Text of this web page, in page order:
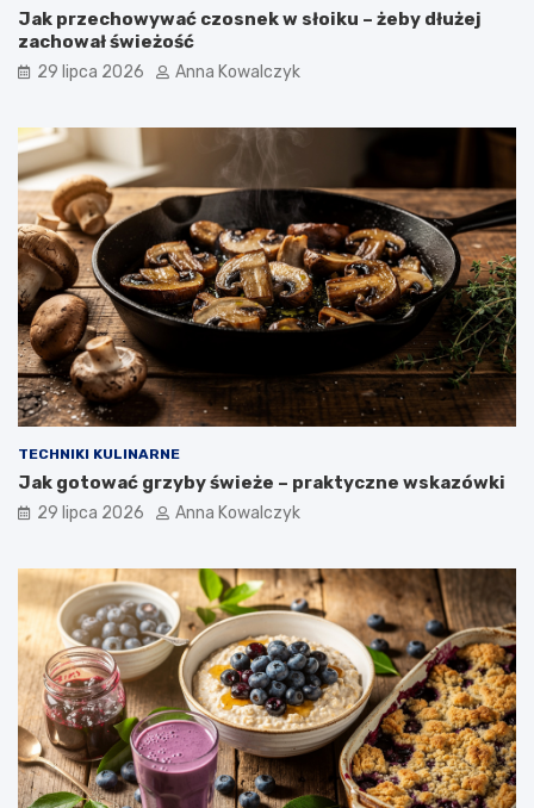
Jak przechowywać czosnek w słoiku – żeby dłużej
zachował świeżość
29 lipca 2026 Anna Kowalczyk
TECHNIKI KULINARNE
Jak gotować grzyby świeże – praktyczne wskazówki
29 lipca 2026 Anna Kowalczyk